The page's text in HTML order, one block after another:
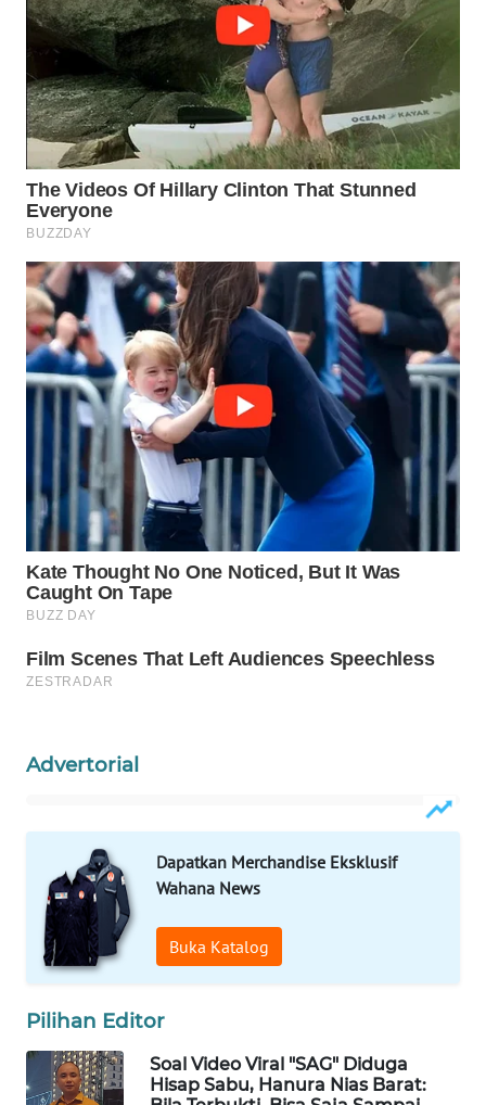
Advertorial
Dapatkan Merchandise Eksklusif
Wahana News
Buka Katalog
Pilihan Editor
Soal Video Viral "SAG" Diduga
Hisap Sabu, Hanura Nias Barat:
WN
LABUANBAJO
WN
BORNEO
Wahana
Media
WAHANA
NEWS
WAHANA
TANI
WAHANA
ADVOKAT
WAHANA
WAHANA
WAHANA
WAHANA
TV
WAHANANEWS
ID
WAHANANEWS
WAHANANEWS